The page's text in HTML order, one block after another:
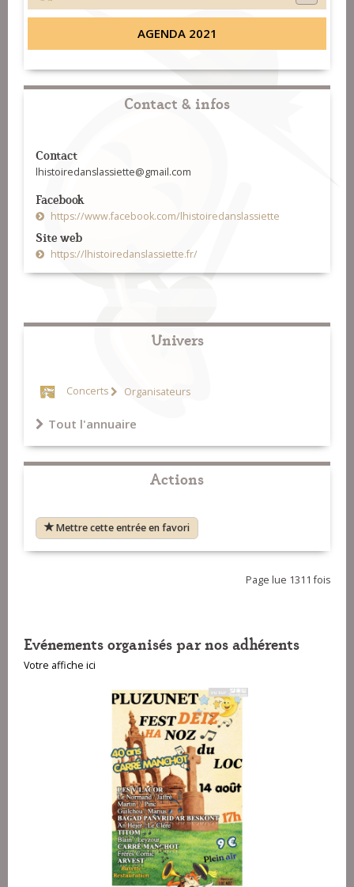
AGENDA 2021
Contact & infos
Contact
lhistoiredanslassiette@gmail.com
Facebook
https://www.facebook.com/lhistoiredanslassiette
Site web
https://lhistoiredanslassiette.fr/
Univers
Concerts Organisateurs
Tout l'annuaire
Actions
Mettre cette entrée en favori
Page lue 1311 fois
Evénements organisés par nos adhérents
Votre affiche ici